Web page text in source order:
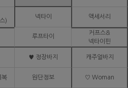
)
넥타이 액세서리
루프타이
커프스&
넥타이핀
♥ 정장바지 캐주얼바지
복 원단정보 ♡ Woman